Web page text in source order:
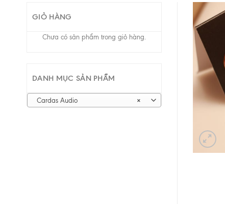
GIỎ HÀNG
Chưa có sản phẩm trong giỏ hàng.
DANH MỤC SẢN PHẨM
×
Cardas Audio